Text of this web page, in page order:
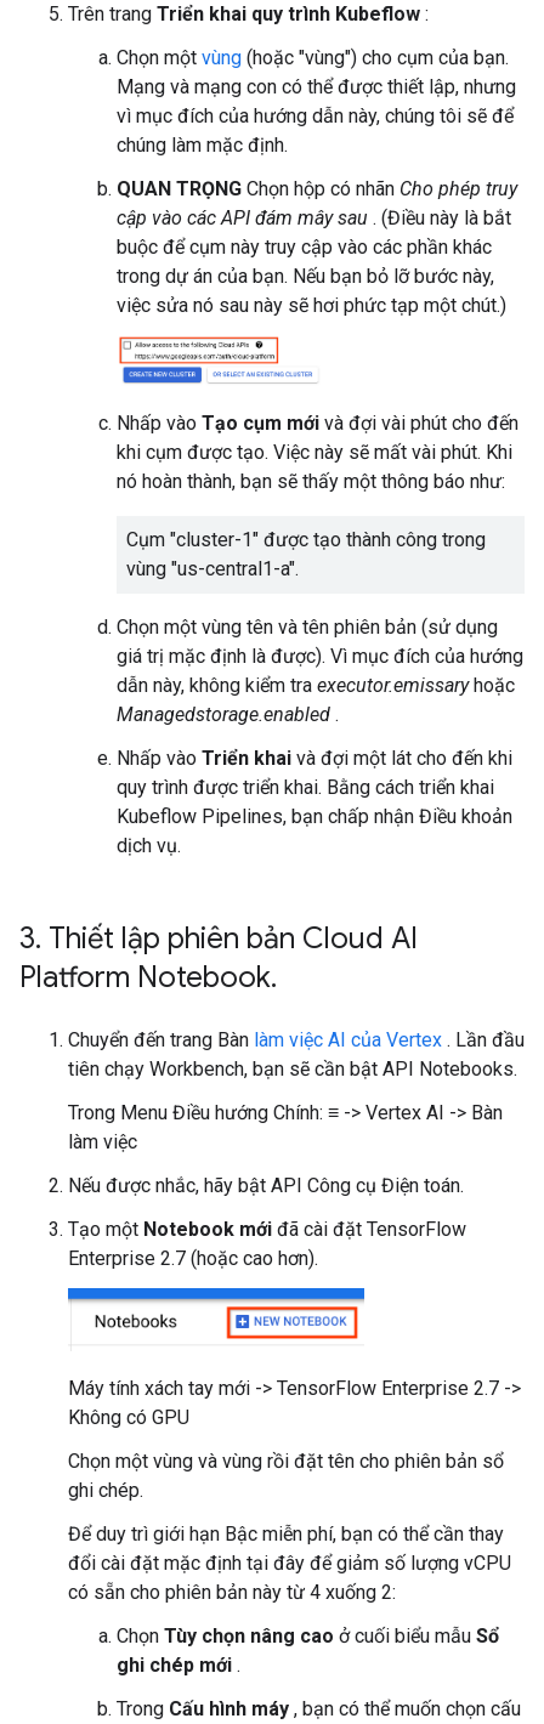
Trên trang Triển khai quy trình Kubeflow :
Chọn một vùng (hoặc "vùng") cho cụm của bạn.
Mạng và mạng con có thể được thiết lập, nhưng
vì mục đích của hướng dẫn này, chúng tôi sẽ để
chúng làm mặc định.
QUAN TRỌNG Chọn hộp có nhãn Cho phép truy
cập vào các API đám mây sau . (Điều này là bắt
buộc để cụm này truy cập vào các phần khác
trong dự án của bạn. Nếu bạn bỏ lỡ bước này,
việc sửa nó sau này sẽ hơi phức tạp một chút.)
Nhấp vào Tạo cụm mới và đợi vài phút cho đến
khi cụm được tạo. Việc này sẽ mất vài phút. Khi
nó hoàn thành, bạn sẽ thấy một thông báo như:
Cụm "cluster-1" được tạo thành công trong
vùng "us-central1-a".
Chọn một vùng tên và tên phiên bản (sử dụng
giá trị mặc định là được). Vì mục đích của hướng
dẫn này, không kiểm tra executor.emissaryhoặc
Managedstorage.enabled .
Nhấp vào Triển khai và đợi một lát cho đến khi
quy trình được triển khai. Bằng cách triển khai
Kubeflow Pipelines, bạn chấp nhận Điều khoản
dịch vụ.
3. Thiết lập phiên bản Cloud AI
Platform Notebook.
Chuyển đến trang Bàn làm việc AI của Vertex . Lần đầu
tiên chạy Workbench, bạn sẽ cần bật API Notebooks.
Trong Menu Điều hướng Chính: ≡ -> Vertex AI -> Bàn
làm việc
Nếu được nhắc, hãy bật API Công cụ Điện toán.
Tạo một Notebook mới đã cài đặt TensorFlow
Enterprise 2.7 (hoặc cao hơn).
Máy tính xách tay mới -> TensorFlow Enterprise 2.7 ->
Không có GPU
Chọn một vùng và vùng rồi đặt tên cho phiên bản sổ
ghi chép.
Để duy trì giới hạn Bậc miễn phí, bạn có thể cần thay
đổi cài đặt mặc định tại đây để giảm số lượng vCPU
có sẵn cho phiên bản này từ 4 xuống 2:
Chọn Tùy chọn nâng cao ở cuối biểu mẫu Sổ
ghi chép mới .
Trong Cấu hình máy , bạn có thể muốn chọn cấu